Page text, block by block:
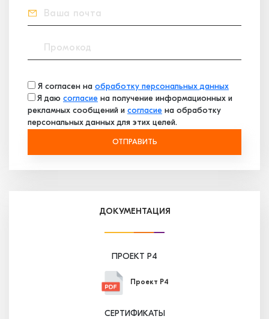
Я согласен на обработку персональных данных
Я даю согласие на получение информационных и
рекламных сообщений и согласие на обработку
персональных данных для этих целей.
ОТПРАВИТЬ
ДОКУМЕНТАЦИЯ
ПРОЕКТ P4
Проект P4
СЕРТИФИКАТЫ